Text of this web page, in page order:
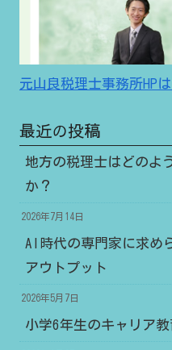
元山良税理士事務所HP
最近の投稿
地方の税理士はどのよ
か？
2026年7月14日
AI時代の専門家に求め
アウトプット
2026年5月7日
小学6年生のキャリア